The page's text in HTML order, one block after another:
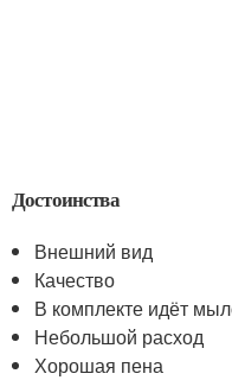
Достоинства
Внешний вид
Качество
В комплекте идёт
Небольшой расход
Хорошая пена